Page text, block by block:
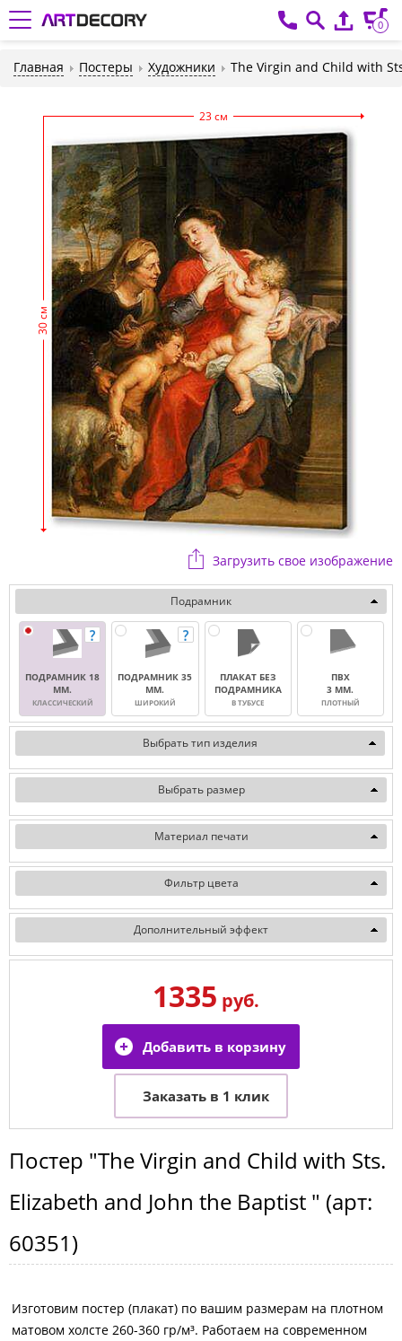
0
Главная Постеры Художники The Virgin and Child with
23 см
30 см
Загрузить свое изображение
Подрамник
ПОДРАМНИК 18
ММ.
КЛАССИЧЕСКИЙ
ПОДРАМНИК 35
ММ.
ШИРОКИЙ
ПЛАКАТ БЕЗ
ПОДРАМНИКА
В ТУБУСЕ
ПВХ
3 ММ.
ПЛОТНЫЙ
Выбрать тип изделия
Выбрать размер
Материал печати
Фильтр цвета
Дополнительный эффект
1335 руб.
Постер "The Virgin and Child with Sts.
Elizabeth and John the Baptist " (арт:
60351)
Изготовим постер (плакат) по вашим размерам на плотном
матовом холсте 260-360 гр/м³. Работаем на современном